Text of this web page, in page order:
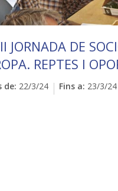
JORNADA DE
REPTES I
de: 22/3/24 Fins a: 23/3/24